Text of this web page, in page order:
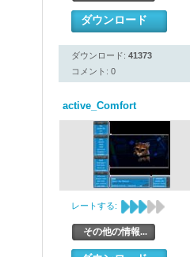
ダウンロード
ダウンロード: 41373
コメント: 0
active_Comfort
レートする:
その他の情報...